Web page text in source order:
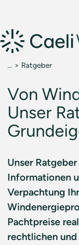
Ratgeber
Von
Unser
Unser
Informationen
Verpachtung
Pachtpreise
rechtlichen